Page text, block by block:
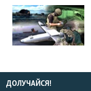
ДОЛУЧАЙСЯ!